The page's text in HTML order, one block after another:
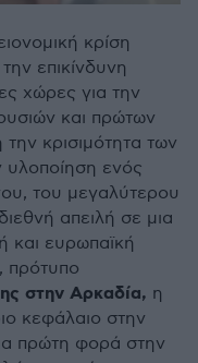
κρίση
επικίνδυνη
χώρες για την
και πρώτων
κρισιμότητα των
υλοποίηση ενός
του μεγαλύτερου
απειλή σε μια
και ευρωπαϊκή
πρότυπο
στην Αρκαδία, η
κεφάλαιο στην
πρώτη φορά στην